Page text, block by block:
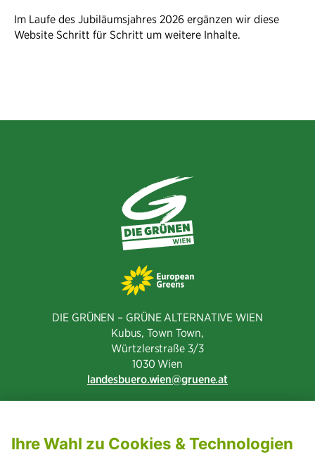
Im Laufe des Jubiläumsjahres 2026 ergänzen wir diese
Website Schritt für Schritt um weitere Inhalte.
DIE GRÜNEN – GRÜNE ALTERNATIVE WIEN
Kubus, Town Town,
Würtzlerstraße 3/3​
1030 Wien
landesbuero.wien
gruene.at